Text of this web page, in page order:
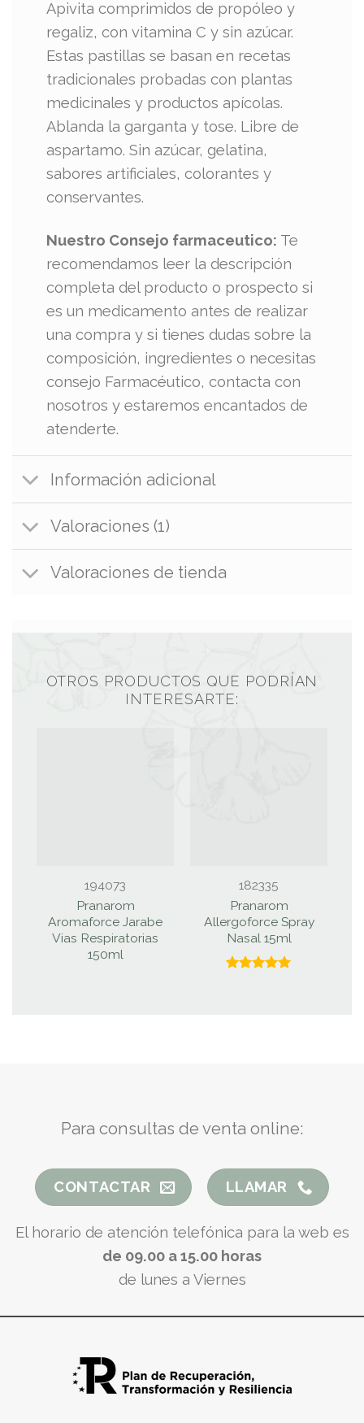
Apivita comprimidos de propóleo y
regaliz, con vitamina C y sin azúcar.
Estas pastillas se basan en recetas
tradicionales probadas con plantas
medicinales y productos apícolas.
Ablanda la garganta y tose. Libre de
aspartamo. Sin azúcar, gelatina,
sabores artificiales, colorantes y
conservantes.
Nuestro Consejo farmaceutico: Te
recomendamos leer la descripción
completa del producto o prospecto si
es un medicamento antes de realizar
una compra y si tienes dudas sobre la
composición, ingredientes o necesitas
consejo Farmacéutico, contacta con
nosotros y estaremos encantados de
atenderte.
Información adicional
Valoraciones (1)
Valoraciones de tienda
OTROS PRODUCTOS QUE PODRÍAN
INTERESARTE:
194073
Pranarom
Aromaforce Jarabe
Vias Respiratorias
150ml
182335
Pranarom
Allergoforce Spray
Nasal 15ml
Para consultas de venta online:
CONTACTAR LLAMAR
El horario de atención telefónica para la web es
de 09.00 a 15.00 horas
de lunes a Viernes